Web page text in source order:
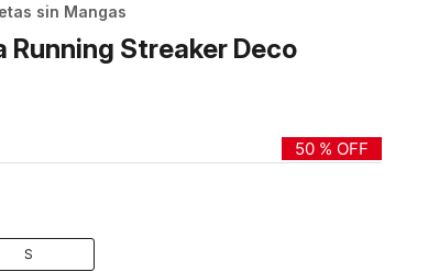
sin Mangas
Running Streaker Deco
50 % OFF
S
Tenis Mujer
Tenis Hombre
Distance
Basketball